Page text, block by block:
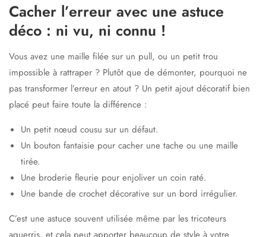
Cacher l’erreur avec une astuce
déco : ni vu, ni connu !
Vous avez une maille filée sur un pull, ou un petit trou
impossible à rattraper ? Plutôt que de démonter, pourquoi ne
pas transformer l’erreur en atout ? Un petit ajout décoratif bien
placé peut faire toute la différence :
Un petit nœud cousu sur un défaut.
Un bouton fantaisie pour cacher une tache ou une maille
tirée.
Une broderie fleurie pour enjoliver un coin raté.
Une bande de crochet décorative sur un bord irrégulier.
C’est une astuce souvent utilisée même par les tricoteurs